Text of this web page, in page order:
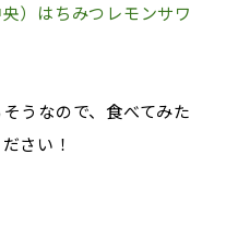
）はちみつレモンサワ
うなので、食べてみた
さい！